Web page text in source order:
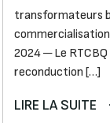
transformateurs
2024 ─ Le
reconduction […]
LIRE LA SUITE